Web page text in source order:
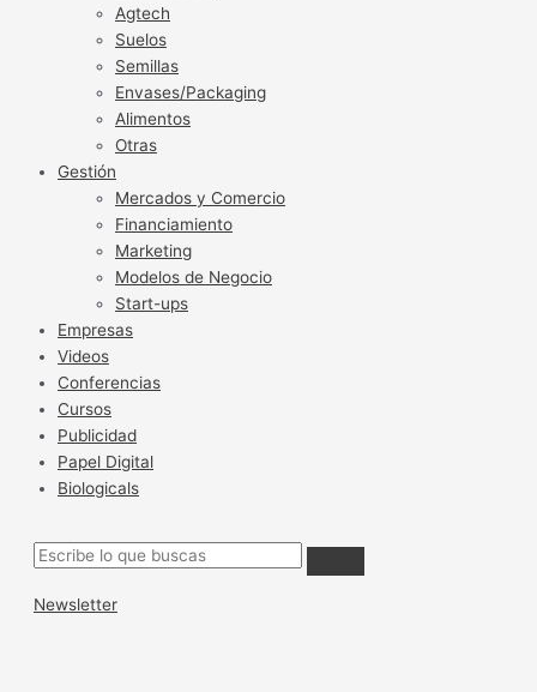
Agtech
Suelos
Semillas
Envases/Packaging
Alimentos
Otras
Gestión
Mercados y Comercio
Financiamiento
Marketing
Modelos de Negocio
Start-ups
Empresas
Videos
Conferencias
Cursos
Publicidad
Papel Digital
Biologicals
Newsletter